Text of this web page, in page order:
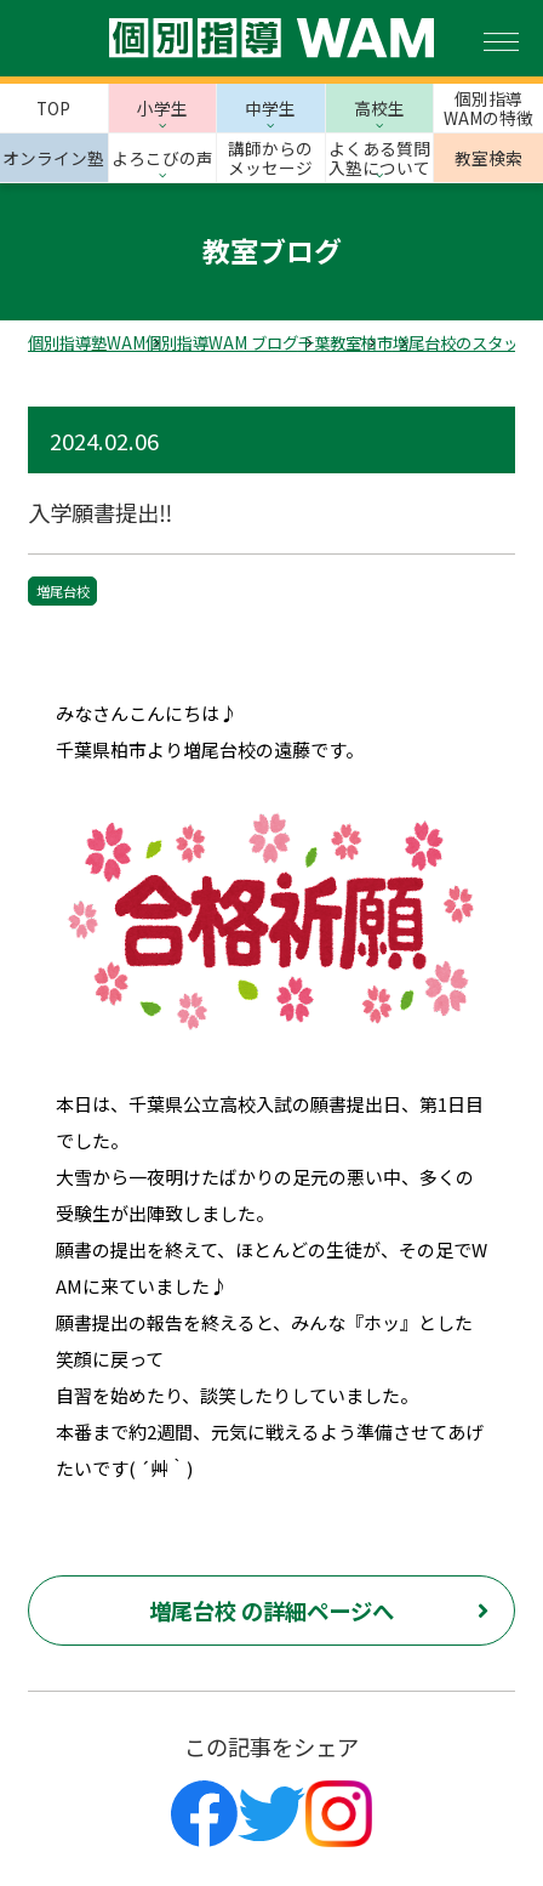
TOP 小学生 中学生 高校生
個別指導
WAMの特徴
オンライン塾 よろこびの声
講師からの
メッセージ
よくある質問
入塾について
教室検索
教室ブログ
個別指導塾WAM個別指導WAM ブログ千葉教室柏市増尾台校のスタッフ
2024.02.06
入学願書提出‼
増尾台校
みなさんこんにちは♪
千葉県柏市より増尾台校の遠藤です。
本日は、千葉県公立高校入試の願書提出日、第1日目
でした。
大雪から一夜明けたばかりの足元の悪い中、多くの
受験生が出陣致しました。
願書の提出を終えて、ほとんどの生徒が、その足でW
AMに来ていました♪
願書提出の報告を終えると、みんな『ホッ』とした
笑顔に戻って
自習を始めたり、談笑したりしていました。
本番まで約2週間、元気に戦えるよう準備させてあげ
たいです( ´艸｀)
増尾台校 の詳細ページへ
この記事をシェア